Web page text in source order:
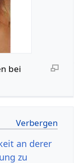
bei
an derer
zu